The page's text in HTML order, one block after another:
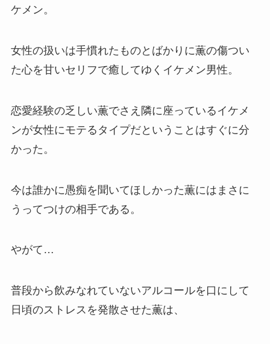
ケメン。
女性の扱いは手慣れたものとばかりに薫の傷つい
た心を甘いセリフで癒してゆくイケメン男性。
恋愛経験の乏しい薫でさえ隣に座っているイケメ
ンが女性にモテるタイプだということはすぐに分
かった。
今は誰かに愚痴を聞いてほしかった薫にはまさに
うってつけの相手である。
やがて…
普段から飲みなれていないアルコールを口にして
日頃のストレスを発散させた薫は、